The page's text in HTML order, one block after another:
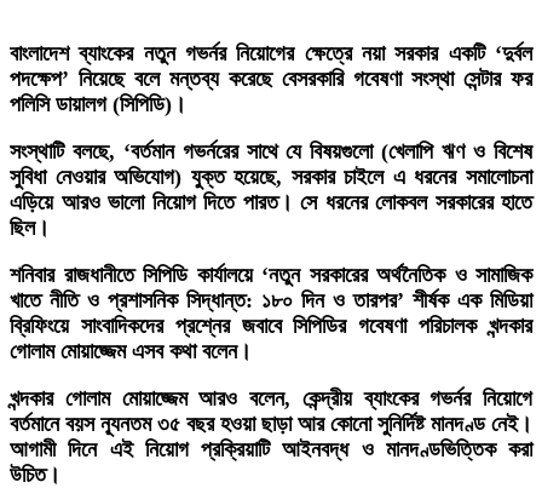
বাংলাদেশ ব্যাংকের নতুন গভর্নর নিয়োগের ক্ষেত্রে নয়া সরকার একটি ‘দুর্বল
পদক্ষেপ’ নিয়েছে বলে মন্তব্য করেছে বেসরকারি গবেষণা সংস্থা সেন্টার ফর
পলিসি ডায়ালগ (সিপিডি)।
সংস্থাটি বলছে, ‘বর্তমান গভর্নরের সাথে যে বিষয়গুলো (খেলাপি ঋণ ও বিশেষ
সুবিধা নেওয়ার অভিযোগ) যুক্ত হয়েছে, সরকার চাইলে এ ধরনের সমালোচনা
এড়িয়ে আরও ভালো নিয়োগ দিতে পারত। সে ধরনের লোকবল সরকারের হাতে
ছিল।
শনিবার রাজধানীতে সিপিডি কার্যালয়ে ‘নতুন সরকারের অর্থনৈতিক ও সামাজিক
খাতে নীতি ও প্রশাসনিক সিদ্ধান্ত: ১৮০ দিন ও তারপর’ শীর্ষক এক মিডিয়া
ব্রিফিংয়ে সাংবাদিকদের প্রশ্নের জবাবে সিপিডির গবেষণা পরিচালক খন্দকার
গোলাম মোয়াজ্জেম এসব কথা বলেন।
খন্দকার গোলাম মোয়াজ্জেম আরও বলেন, কেন্দ্রীয় ব্যাংকের গভর্নর নিয়োগে
বর্তমানে বয়স ন্যূনতম ৩৫ বছর হওয়া ছাড়া আর কোনো সুনির্দিষ্ট মানদণ্ড নেই।
আগামী দিনে এই নিয়োগ প্রক্রিয়াটি আইনবদ্ধ ও মানদণ্ডভিত্তিক করা
উচিত।